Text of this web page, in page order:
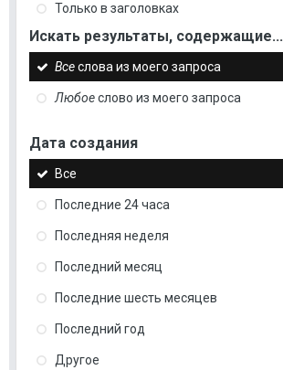
Только в заголовках
Искать результаты, содержащие...
Всеслова из моего запроса
Любоеслово из моего запроса
Дата создания
Все
Последние 24 часа
Последняя неделя
Последний месяц
Последние шесть месяцев
Последний год
Другое